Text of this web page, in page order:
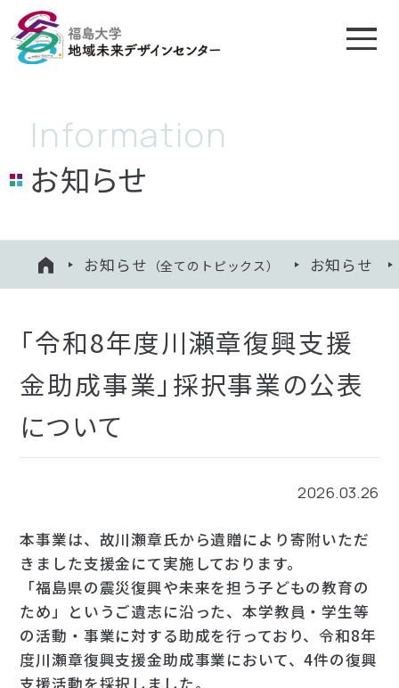
地域未来デザイン センターについて
プロジェクト
相談する
知る・学ぶ
寄附のお願い
福島大学絆会
お問い合わせ
お知らせ
HOME
お知らせ （全てのトピックス） お知らせ
「令和8年度川瀬章復興支援
金助成事業」採択事業の公表
について
2026.03.26
本事業は、故川瀬章氏から遺贈により寄附いただ
きました支援金にて実施しております。
「福島県の震災復興や未来を担う子どもの教育の
ため」というご遺志に沿った、本学教員・学生等
の活動・事業に対する助成を行っており、令和8年
度川瀬章復興支援金助成事業において、4件の復興
支援活動を採択しました。